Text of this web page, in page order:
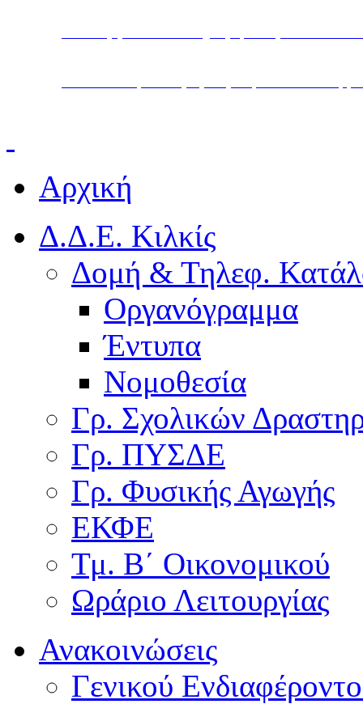
Αρχική
Δ.Δ.Ε. Κιλκίς
Δομή & Τηλεφ.
Οργανόγραμμα
Έντυπα
Νομοθεσία
Γρ. Σχολικών
Γρ. ΠΥΣΔΕ
Γρ. Φυσικής Αγωγής
ΕΚΦΕ
Τμ. Β΄ Οικονομικού
Ωράριο Λειτουργίας
Ανακοινώσεις
Γενικού